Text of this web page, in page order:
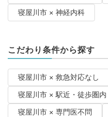
寝屋川市 × 神経内科
こだわり条件から探す
寝屋川市 × 救急対応なし
寝屋川市 × 駅近・徒歩圏内
寝屋川市 × 専門医不問